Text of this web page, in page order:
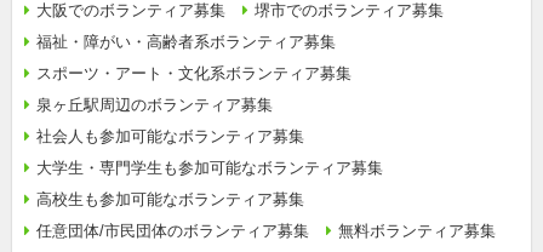
大阪でのボランティア募集
堺市でのボランティア募集
福祉・障がい・高齢者系ボランティア募集
スポーツ・アート・文化系ボランティア募集
泉ヶ丘駅周辺のボランティア募集
社会人も参加可能なボランティア募集
大学生・専門学生も参加可能なボランティア募集
高校生も参加可能なボランティア募集
任意団体/市民団体のボランティア募集
無料ボランティア募集